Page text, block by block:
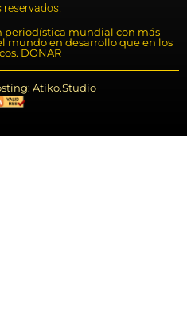
reservados.
periodística mundial con más
mundo en desarrollo que en los
DONAR
Atiko.Studio